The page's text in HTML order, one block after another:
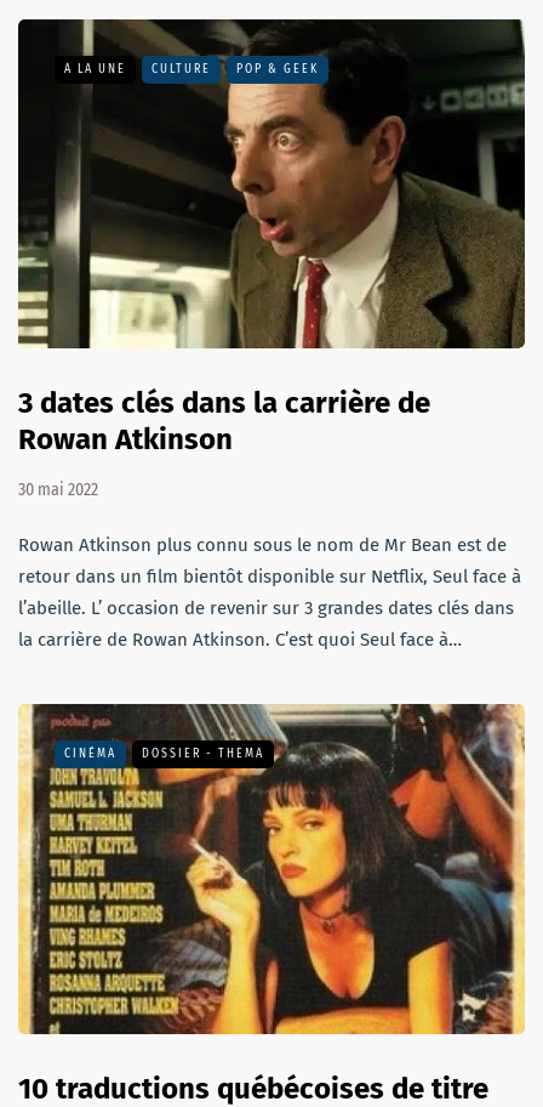
A LA UNE CULTURE POP & GEEK
3 dates clés dans la carrière de
Rowan Atkinson
30 mai 2022
Rowan Atkinson plus connu sous le nom de Mr Bean est de
retour dans un film bientôt disponible sur Netflix, Seul face à
l’abeille. L’ occasion de revenir sur 3 grandes dates clés dans
la carrière de Rowan Atkinson. C’est quoi Seul face à…
CINÉMA DOSSIER - THEMA
10 traductions québécoises de titre